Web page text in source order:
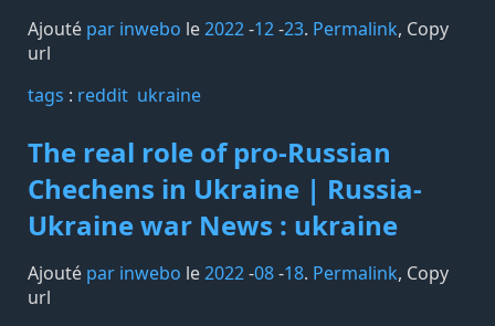
Ajouté par inwebo le2022-12-23. Permalink, Copy
url
tags️ : reddit ukraine
The real role of pro-Russian
Chechens in Ukraine | Russia-
Ukraine war News : ukraine
Ajouté par inwebo le2022-08-18. Permalink, Copy
url